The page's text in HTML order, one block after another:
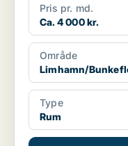
Pris pr. md.
Ca. 4 000 kr.
Område
Limhamn/
Type
Rum